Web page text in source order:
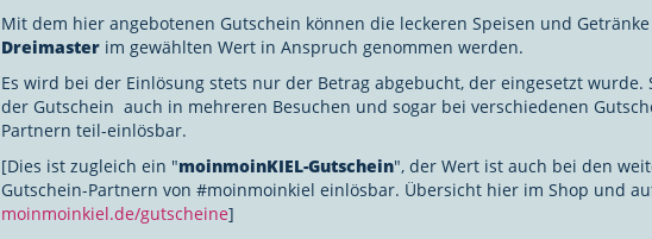
Mit dem hier angebotenen Gutschein können die leckeren Speisen und Getränke
Dreimaster im gewählten Wert in Anspruch genommen werden.
Es wird bei der Einlösung stets nur der Betrag abgebucht, der eingesetzt wurde.
der Gutschein auch in mehreren Besuchen und sogar bei verschiedenen
Partnern teil-einlösbar.
[Dies ist zugleich ein "moinmoinKIEL-Gutschein", der Wert ist auch bei den
Gutschein-Partnern von #moinmoinkiel einlösbar. Übersicht hier im Shop und
moinmoinkiel.de/gutscheine]